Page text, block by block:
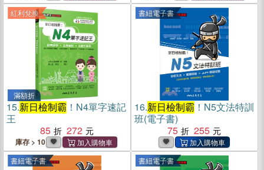
紅利兌換
滿額折
15.新日檢制霸 ！N4單字速記
王
85
272
庫存 > 10
書紐電子書
16.新日檢制霸 ！N5文法特訓
班(電子書)
75
255
書紐電子書 書紐電子書